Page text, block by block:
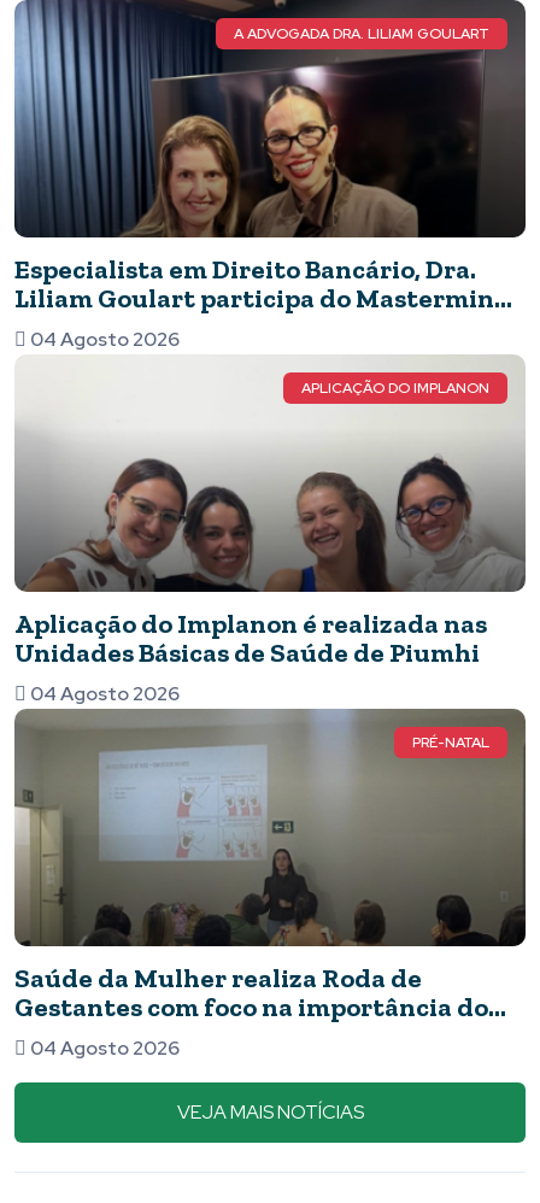
A ADVOGADA DRA. LILIAM GOULART
Especialista em Direito Bancário, Dra.
Liliam Goulart participa do Mastermind
Dinastia Black sobre Marketing e
Inteligência Artificial
04 Agosto 2026
APLICAÇÃO DO IMPLANON
Aplicação do Implanon é realizada nas
Unidades Básicas de Saúde de Piumhi
04 Agosto 2026
PRÉ-NATAL
Saúde da Mulher realiza Roda de
Gestantes com foco na importância do
pré-natal
04 Agosto 2026
VEJA MAIS NOTÍCIAS